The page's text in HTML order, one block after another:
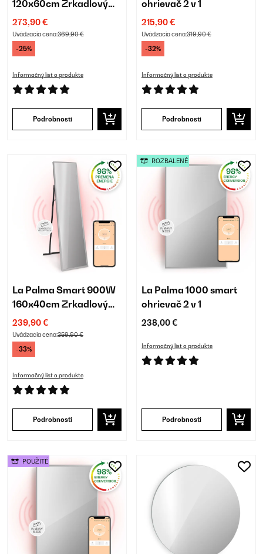
120x60cm Zrkadlový
Infrapanel Zlatá
273,90 €
Uvádzacia cena:369,90 €
-25%
Informačný list o produkte
Podrobnosti
ohrievač 2 v 1
215,90 €
Uvádzacia cena:319,90 €
-32%
Informačný list o produkte
Podrobnosti
La Palma Smart 900W
160x40cm Zrkadlový
Infrapanel Strieborná
239,90 €
Uvádzacia cena:359,90 €
-33%
Informačný list o produkte
Podrobnosti
La Palma 1000 smart
ohrievač 2 v 1
238,00 €
Informačný list o produkte
Podrobnosti
ROZBALENÉ
POUŽITÉ